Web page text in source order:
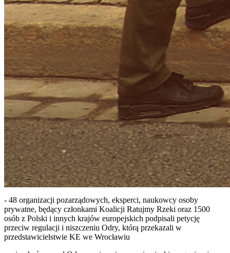
- 48 organizacji pozarządowych, eksperci, naukowcy osoby
prywatne, będący członkami Koalicji Ratujmy Rzeki oraz 1500
osób z Polski i innych krajów europejskich podpisali petycję
przeciw regulacji i niszczeniu Odry, którą przekazali w
przedstawicielstwie KE we Wrocławiu